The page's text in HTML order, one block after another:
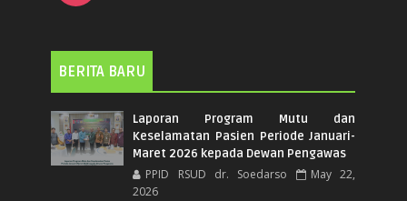
BERITA BARU
Laporan Program Mutu dan
Keselamatan Pasien Periode Januari-
Maret 2026 kepada Dewan Pengawas
PPID RSUD dr. Soedarso
May 22,
2026